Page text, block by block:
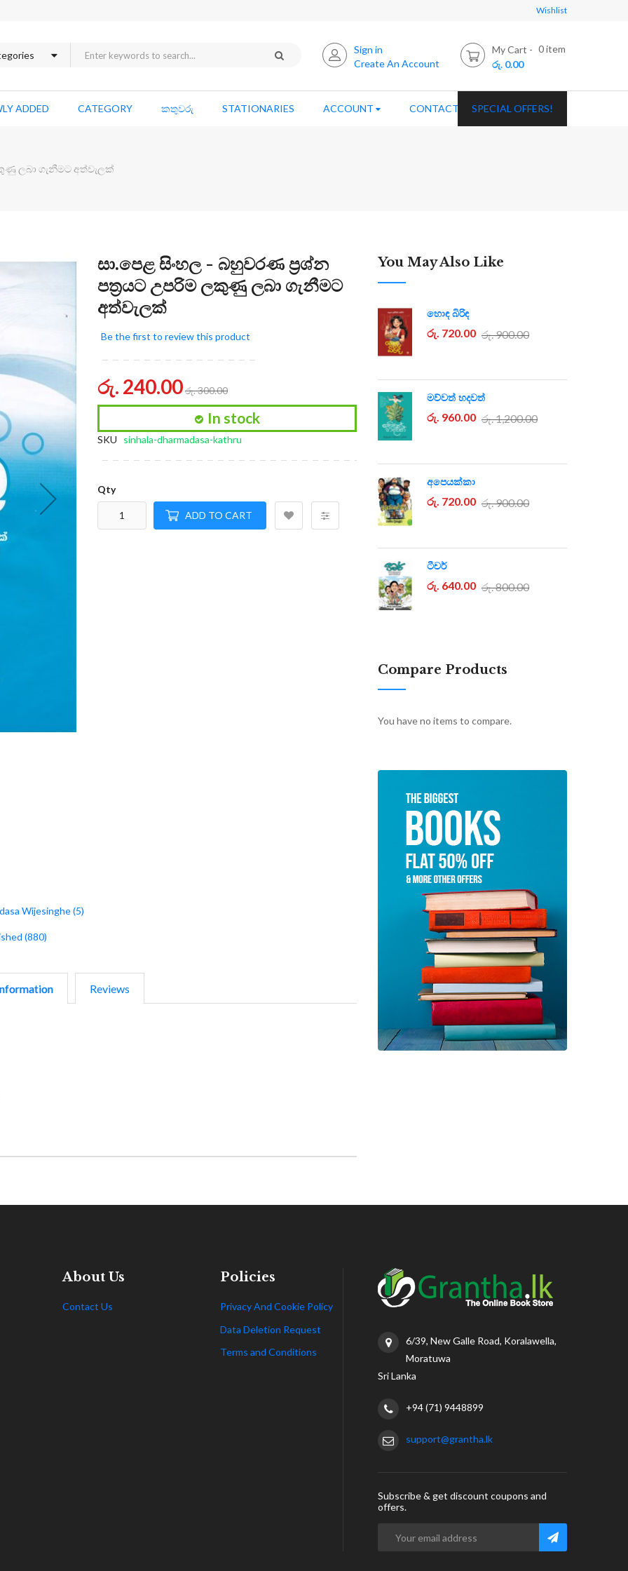
Wishlist
Sign in
Create An Account
My Cart 0item
රු. 0.00
ADDED CATEGORY කතුවරු STATIONARIES ACCOUNT CONTACT USSPECIAL OFFERS!
ලබා ගැනීමට අත්වැලක්
සා.පෙළ සිංහල - බහුවරණ ප්‍රශ්න
පත්‍රයට උපරිම ලකුණු ලබා ගැනීමට
අත්වැලක්
Be the first to review this product
රු. 240.00රු. 300.00
In stock
SKU sinhala-dharmadasa-kathru
Qty
ADD TO CART
Skip
beginning
gallery
Wijesinghe (5)
(880)
Reviews
You May Also Like
හොඳ බිරිඳ
රු. 720.00 රු. 900.00
මව්වත් හදවත්
රු. 960.00 රු. 1,200.00
අපෙයක්කා
රු. 720.00 රු. 900.00
ටීචර්
රු. 640.00 රු. 800.00
Compare Products
You have no items to compare.
About Us
Contact Us
Policies
Privacy And Cookie Policy
Data Deletion Request
Terms and Conditions
6/39, New Galle Road, Koralawella,
Moratuwa
Sri Lanka
+94 (71) 9448899
support@grantha.lk
Subscribe & get discount coupons and
offers.